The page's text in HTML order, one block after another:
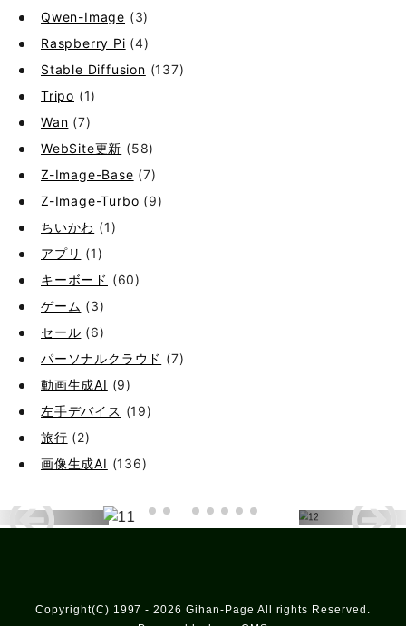
Qwen-Image (3)
Raspberry Pi (4)
Stable Diffusion (137)
Tripo (1)
Wan (7)
WebSite更新 (58)
Z-Image-Base (7)
Z-Image-Turbo (9)
ちいかわ (1)
アプリ (1)
キーボード (60)
ゲーム (3)
セール (6)
パーソナルクラウド (7)
動画生成AI (9)
左手デバイス (19)
旅行 (2)
画像生成AI (136)
Copyright(C) 1997 - 2026 Gihan-Page All rights Reserved.